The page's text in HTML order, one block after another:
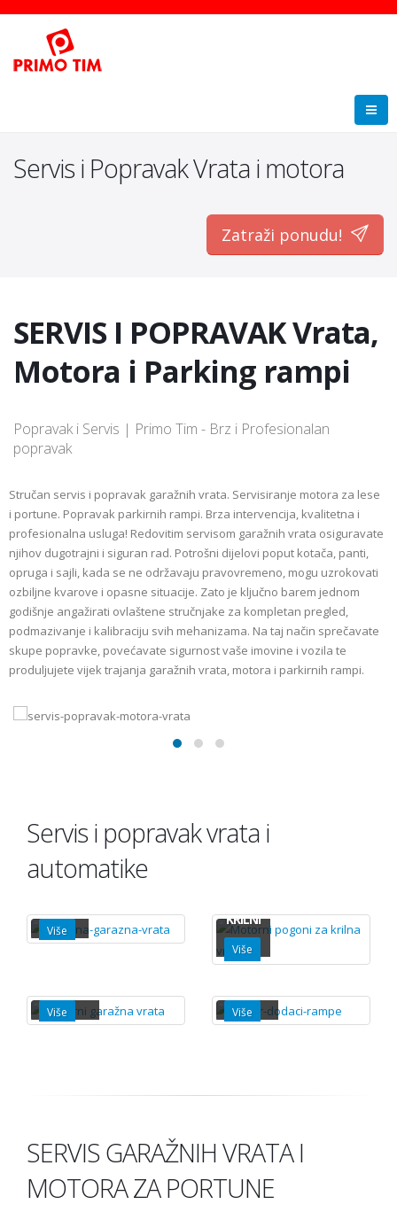
Servis i Popravak Vrata i motora
Zatraži ponudu!
SERVIS I POPRAVAK Vrata,
Motora i Parking rampi
Popravak i Servis | Primo Tim - Brz i Profesionalan
popravak
Stručan servis i popravak garažnih vrata. Servisiranje motora za lese
i portune. Popravak parkirnih rampi. Brza intervencija, kvalitetna i
profesionalna usluga! Redovitim servisom garažnih vrata osiguravate
njihov dugotrajni i siguran rad. Potrošni dijelovi poput kotača, panti,
opruga i sajli, kada se ne održavaju pravovremeno, mogu uzrokovati
ozbiljne kvarove i opasne situacije. Zato je ključno barem jednom
godišnje angažirati ovlaštene stručnjake za kompletan pregled,
podmazivanje i kalibraciju svih mehanizama. Na taj način sprečavate
skupe popravke, povećavate sigurnost vaše imovine i vozila te
produljujete vijek trajanja garažnih vrata, motora i parkirnih rampi.
Servis i popravak vrata i
automatike
Više
KRILNI
Više
Više Više
SERVIS GARAŽNIH VRATA I
MOTORA ZA PORTUNE